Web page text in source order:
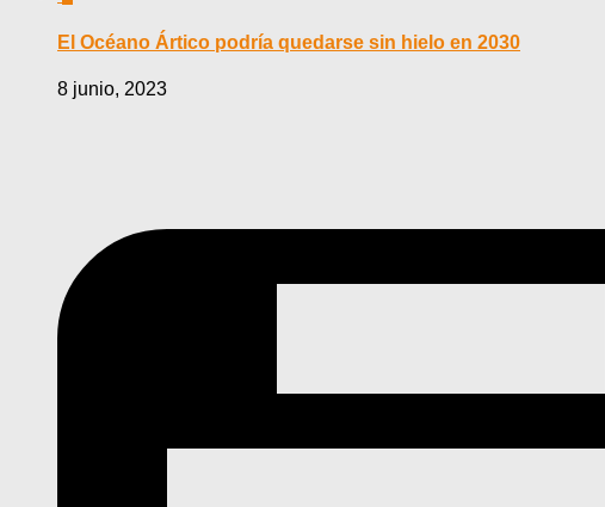
El Océano Ártico podría quedarse sin hielo en 2030
8 junio, 2023